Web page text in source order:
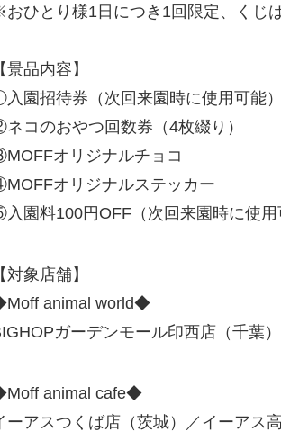
ひとり様1日につき1回限定、くじ
【景品内容】
園招待券（次回来園時に使用可能）
コのおやつ回数券（4枚綴り）
オリジナルチョコ
オリジナルステッカー
園料100円OFF（次回来園時に使用
【対象店舗】
animal world◆
ガーデンモール印西店（千葉）
animal cafe◆
ーアスつくば店（茨城）／イーアス